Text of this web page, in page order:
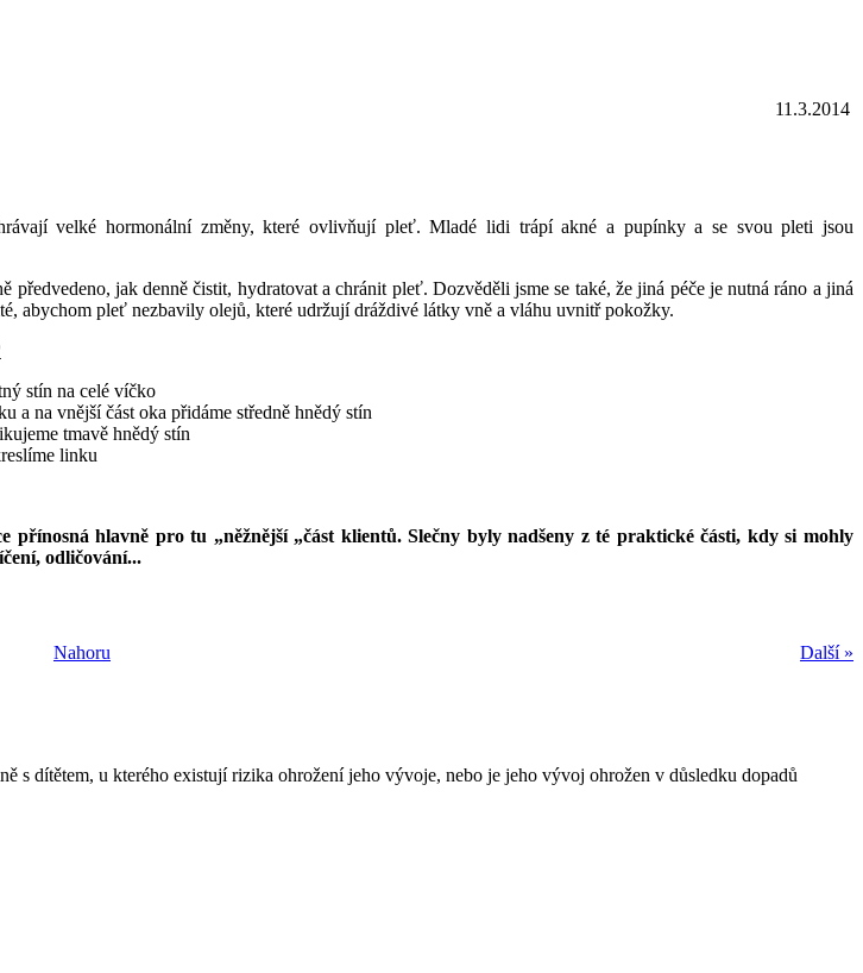
11.3.2014
velké hormonální změny, které ovlivňují pleť. Mladé lidi trápí akné a pupínky a se svou pleti jsou
předvedeno, jak denně čistit, hydratovat a chránit pleť. Dozvěděli jsme se také, že jiná péče je nutná ráno a jiná
abychom pleť nezbavily olejů, které udržují dráždivé látky vně a vláhu uvnitř pokožky.
stín na celé víčko
a na vnější část oka přidáme středně hnědý stín
tmavě hnědý stín
linku
přínosná hlavně pro tu „něžnější „část klientů. Slečny byly nadšeny z té praktické části, kdy si mohly
odličování...
Nahoru Další »
s dítětem, u kterého existují rizika ohrožení jeho vývoje, nebo je jeho vývoj ohrožen v důsledku dopadů